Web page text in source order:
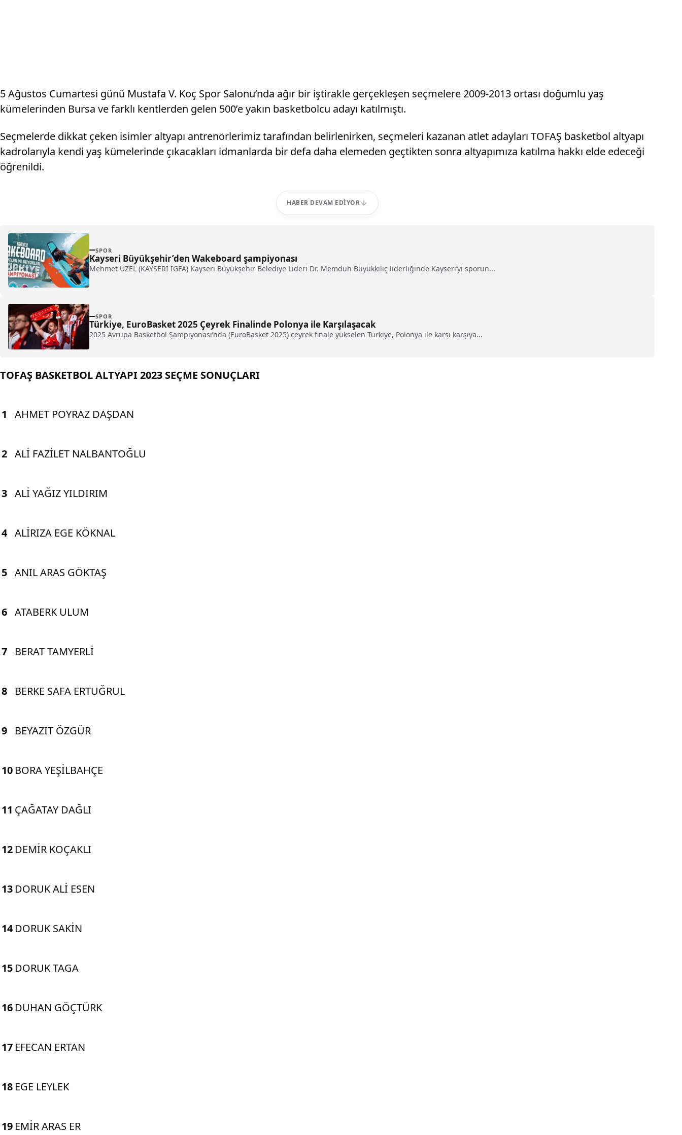
5 Ağustos Cumartesi günü Mustafa V. Koç Spor Salonu’nda ağır bir iştirakle gerçekleşen seçmelere 2009-2013 ortası doğumlu yaş
kümelerinden Bursa ve farklı kentlerden gelen 500’e yakın basketbolcu adayı katılmıştı.
Seçmelerde dikkat çeken isimler altyapı antrenörlerimiz tarafından belirlenirken, seçmeleri kazanan atlet adayları TOFAŞ basketbol altyapı
kadrolarıyla kendi yaş kümelerinde çıkacakları idmanlarda bir defa daha elemeden geçtikten sonra altyapımıza katılma hakkı elde edeceği
öğrenildi.
HABER DEVAM EDIYOR
SPOR
Kayseri Büyükşehir’den Wakeboard şampiyonası
Mehmet UZEL (KAYSERİ İGFA) Kayseri Büyükşehir Belediye Lideri Dr. Memduh Büyükkılıç liderliğinde Kayseri’yi sporun...
SPOR
Türkiye, EuroBasket 2025 Çeyrek Finalinde Polonya ile Karşılaşacak
2025 Avrupa Basketbol Şampiyonası’nda (EuroBasket 2025) çeyrek finale yükselen Türkiye, Polonya ile karşı karşıya...
TOFAŞ BASKETBOL ALTYAPI 2023 SEÇME SONUÇLARI
1 AHMET POYRAZ DAŞDAN
2 ALİ FAZİLET NALBANTOĞLU
3 ALİ YAĞIZ YILDIRIM
4 ALİRIZA EGE KÖKNAL
5 ANIL ARAS GÖKTAŞ
6 ATABERK ULUM
7 BERAT TAMYERLİ
8 BERKE SAFA ERTUĞRUL
9 BEYAZIT ÖZGÜR
10 BORA YEŞİLBAHÇE
11 ÇAĞATAY DAĞLI
12 DEMİR KOÇAKLI
13 DORUK ALİ ESEN
14 DORUK SAKİN
15 DORUK TAGA
16 DUHAN GÖÇTÜRK
17 EFECAN ERTAN
18 EGE LEYLEK
19 EMİR ARAS ER